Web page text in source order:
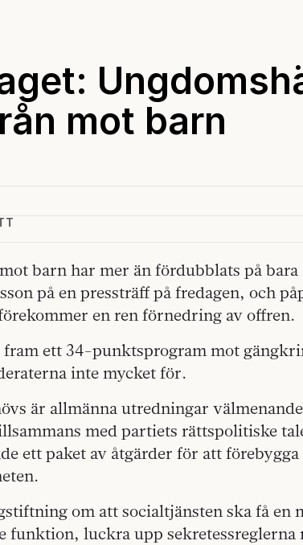
mot barn
barn har mer än fördubblats på
på en pressträff på fredagen, och
en ren förnedring av offren.
ett 34-punktsprogram mot
inte mycket för.
är allmänna utredningar
med partiets rättspolitiske
ett paket av åtgärder för att
om att socialtjänsten ska få en
funktion, luckra upp sekretessreglerna